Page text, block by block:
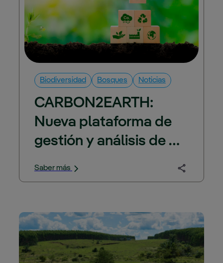
Biodiversidad Bosques Noticias
CARBON2EARTH:
Nueva plataforma de
gestión y análisis de
tecnologías avanzadas
para optimizar la
absorción de CO2 en
áreas forestales
Saber más